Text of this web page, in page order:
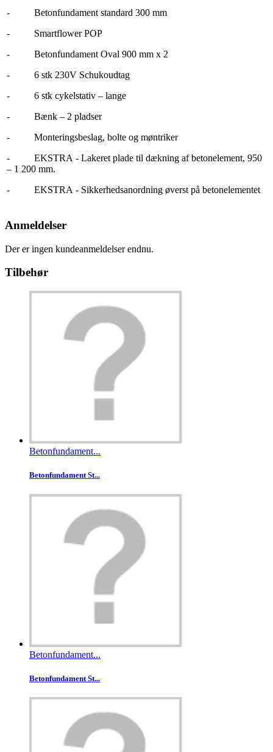
-
Betonfundament standard 300 mm
-
Smartflower POP
-
Betonfundament Oval 900 mm x 2
-
6 stk 230V Schukoudtag
-
6 stk cykelstativ – lange
- Bænk – 2 pladser
- Monteringsbeslag, bolte og møntriker
- EKSTRA - Lakeret plade til dækning af betonelement, 950
– 1 200 mm.
- EKSTRA - Sikkerhedsanordning øverst på betonelementet
Anmeldelser
Der er ingen kundeanmeldelser endnu.
Tilbehør
Betonfundament...
Betonfundament St...
Betonfundament...
Betonfundament St...